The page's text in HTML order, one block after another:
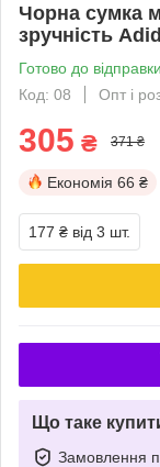
Чорна сумка
зручність
Готово до відправки
Код: 08
Опт і
305 ₴ 371 ₴
Економія 66 ₴
177 ₴ від 3 шт.
Що таке
Замовлення